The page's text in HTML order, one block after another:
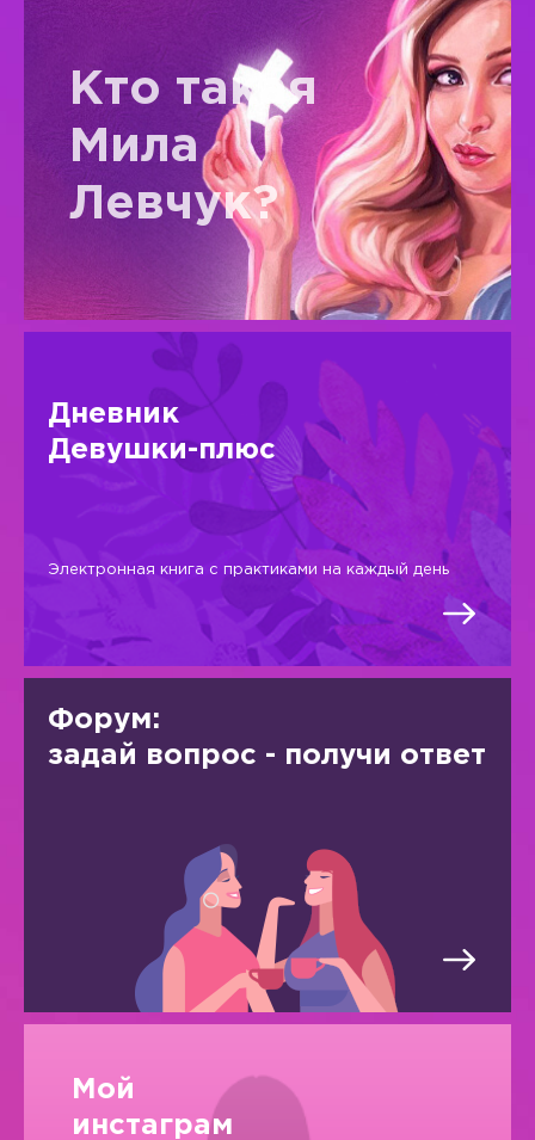
Кто такая
Мила
Левчук?
Дневник
Девушки-плюс
Электронная книга с практиками на каждый день
Форум:
задай вопрос - получи ответ
Мой
инстаграм